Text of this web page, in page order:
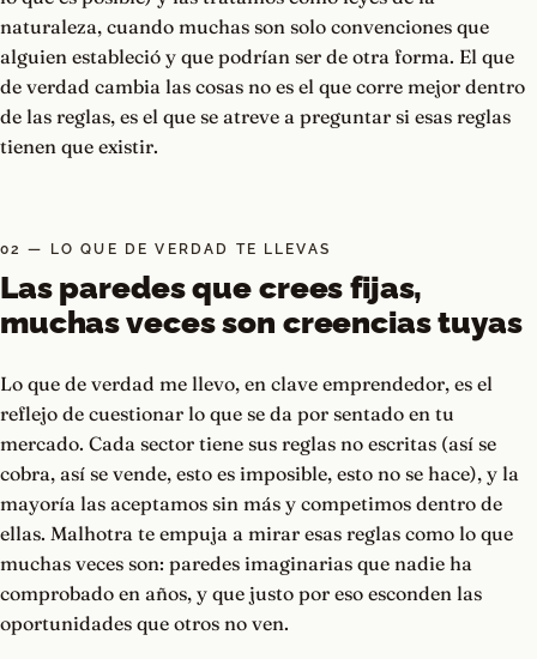
naturaleza, cuando muchas son solo convenciones que
alguien estableció y que podrían ser de otra forma. El que
de verdad cambia las cosas no es el que corre mejor dentro
de las reglas, es el que se atreve a preguntar si esas reglas
tienen que existir.
02 — LO QUE DE VERDAD TE LLEVAS
Las paredes que crees fijas,
muchas veces son creencias tuyas
Lo que de verdad me llevo, en clave emprendedor, es el
reflejo de cuestionar lo que se da por sentado en tu
mercado. Cada sector tiene sus reglas no escritas (así se
cobra, así se vende, esto es imposible, esto no se hace), y la
mayoría las aceptamos sin más y competimos dentro de
ellas. Malhotra te empuja a mirar esas reglas como lo que
muchas veces son: paredes imaginarias que nadie ha
comprobado en años, y que justo por eso esconden las
oportunidades que otros no ven.